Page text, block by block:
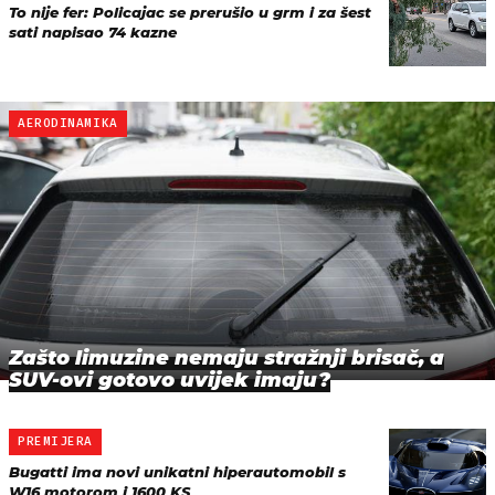
To nije fer: Policajac se prerušio u grm i za šest
sati napisao 74 kazne
AERODINAMIKA
Zašto limuzine nemaju stražnji brisač, a
SUV-ovi gotovo uvijek imaju?
PREMIJERA
Bugatti ima novi unikatni hiperautomobil s